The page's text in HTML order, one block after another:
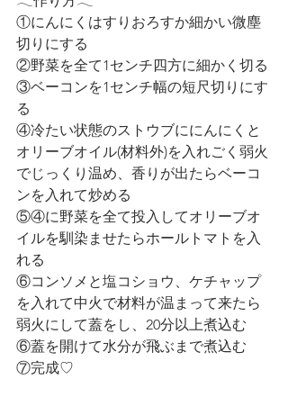
①にんにくはすりおろすか細かい微塵
切りにする
②野菜を全て1センチ四方に細かく切る
③ベーコンを1センチ幅の短尺切りにす
る
④冷たい状態のストウブににんにくと
オリーブオイル(材料外)を入れごく弱火
でじっくり温め、香りが出たらベーコ
ンを入れて炒める
⑤④に野菜を全て投入してオリーブオ
イルを馴染ませたらホールトマトを入
れる
⑥コンソメと塩コショウ、ケチャップ
を入れて中火で材料が温まって来たら
弱火にして蓋をし、20分以上煮込む
⑥蓋を開けて水分が飛ぶまで煮込む
⑦完成♡